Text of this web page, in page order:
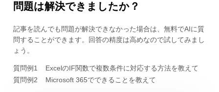
問題は解決できましたか？
記事を読んでも問題が解決できなかった場合は、無料でAIに質
問することができます。回答の精度は高めなので試してみまし
ょう。
質問例1
ExcelのIF関数で複数条件に対応する方法を教えて
質問例2
Microsoft 365でできることを教えて